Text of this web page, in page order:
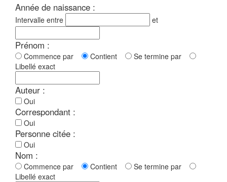
Année de naissance :
Intervalle entre et
Prénom :
Commence par Contient
Se termine par
Libellé exact
Auteur :
Oui
Correspondant :
Oui
Personne citée :
Oui
Nom :
Commence par Contient
Se termine par
Libellé exact